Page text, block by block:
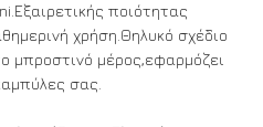
ποιότητας
χρήση.Θηλυκό σχέδιο
μπροστινό μέρος,εφαρμόζει
σας.